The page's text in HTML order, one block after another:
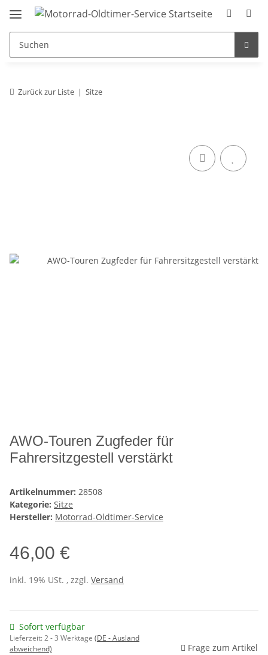
Zurück zur Liste Sitze
AWO-Touren Zugfeder für
Fahrersitzgestell verstärkt
Artikelnummer: 28508
Kategorie: Sitze
Hersteller: Motorrad-Oldtimer-Service
46,00 €
inkl. 19% USt. , zzgl. Versand
Sofort verfügbar
Lieferzeit:2 - 3 Werktage (DE - Ausland
abweichend)
Frage zum Artikel